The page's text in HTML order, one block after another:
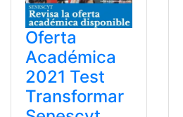
Oferta
Académica
2021 Test
Transformar